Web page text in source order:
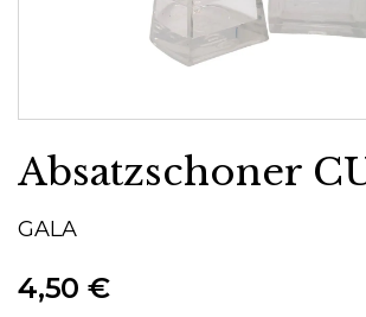
Absatzschoner
GALA
4,50 €